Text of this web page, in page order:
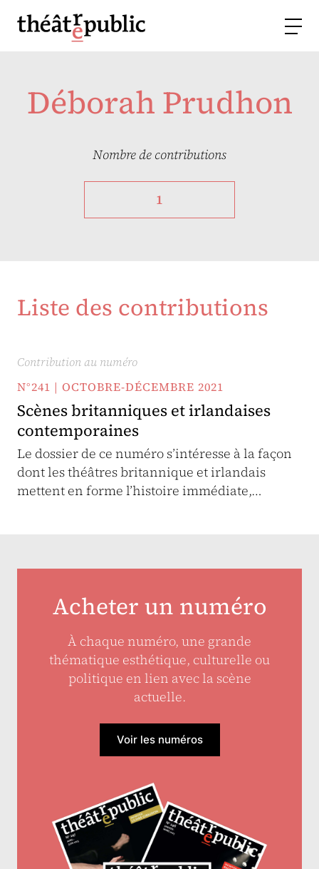
Déborah Prudhon
Nombre de contributions
1
Liste des contributions
Contribution au numéro
N°241 | OCTOBRE-DÉCEMBRE 2021
Scènes britanniques et irlandaises
contemporaines
Le dossier de ce numéro s’intéresse à la façon
dont les théâtres britannique et irlandais
mettent en forme l’histoire immédiate,…
Acheter un numéro
À chaque numéro, une grande
thématique esthétique, culturelle ou
politique en lien avec la scène
actuelle.
Voir les numéros